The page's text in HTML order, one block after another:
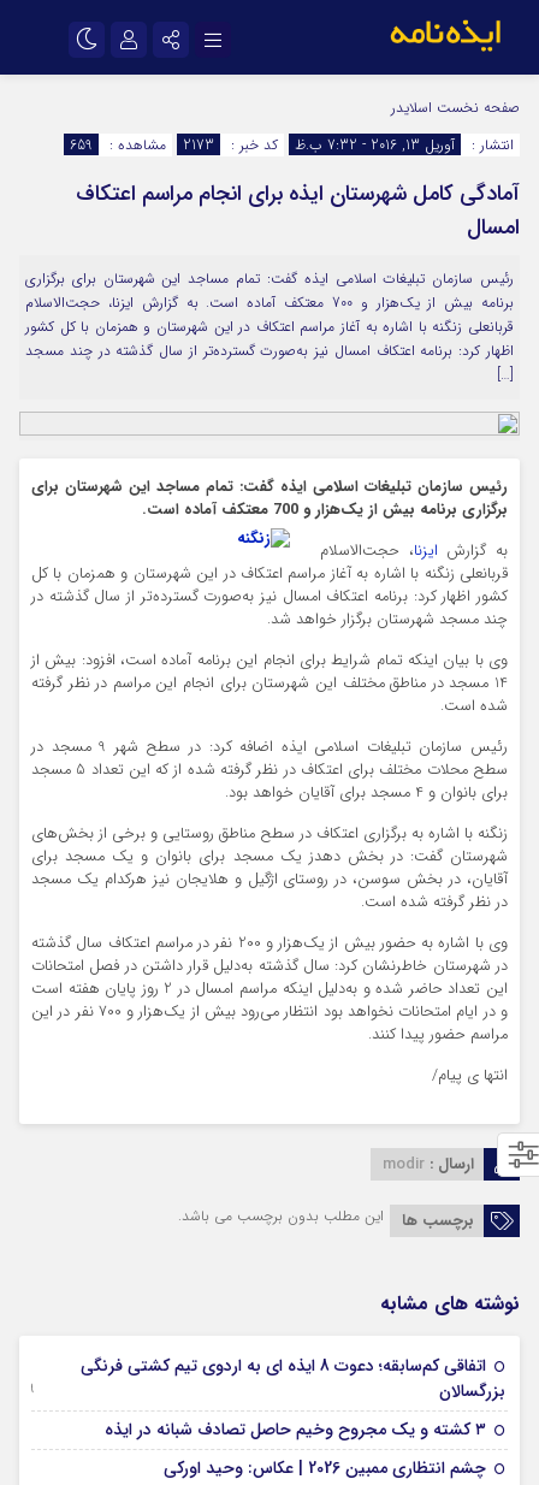
اینستاگرام
سروش
ایتا
آپارات
اپلیکیشن رمز عبور
مرا به خاطر بسپار
صفحه نخست اسلایدر
انتشار :
آوریل 13, 2016 - 7:32 ب.ظ کد خبر : 2173 مشاهده : 659
آمادگی کامل شهرستان ایذه برای انجام مراسم اعتکاف
امسال
رئیس سازمان تبلیغات اسلامی ایذه گفت: تمام مساجد این شهرستان برای برگزاری
برنامه بیش از یک‌هزار و 700 معتکف آماده است. به گزارش ایزنا، حجت‌الاسلام
قربانعلی زنگنه با اشاره به آغاز مراسم اعتکاف در این شهرستان و همزمان با کل کشور
اظهار کرد: برنامه اعتکاف امسال نیز به‌صورت گسترده‌تر از سال گذشته در چند مسجد
[…]
رئیس سازمان تبلیغات اسلامی ایذه گفت: تمام مساجد این شهرستان برای
برگزاری برنامه بیش از یک‌هزار و 700 معتکف آماده است.
به گزارش ایزنا، حجت‌الاسلام
قربانعلی زنگنه با اشاره به آغاز مراسم اعتکاف در این شهرستان و همزمان با کل
کشور اظهار کرد: برنامه اعتکاف امسال نیز به‌صورت گسترده‌تر از سال گذشته در
چند مسجد شهرستان برگزار خواهد شد.
وی با بیان اینکه تمام شرایط برای انجام این برنامه آماده است، افزود: بیش از
14 مسجد در مناطق مختلف این شهرستان برای انجام این مراسم در نظر گرفته
شده است.
رئیس سازمان تبلیغات اسلامی ایذه اضافه کرد: در سطح شهر 9 مسجد در
سطح محلات مختلف برای اعتکاف در نظر گرفته شده از که این تعداد 5 مسجد
برای بانوان و 4 مسجد برای آقایان خواهد بود.
زنگنه با اشاره به برگزاری اعتکاف در سطح مناطق روستایی و برخی از بخش‌های
شهرستان گفت: در بخش دهدز یک مسجد برای بانوان و یک مسجد برای
آقایان، در بخش سوسن، در روستای اژگیل و هلایجان نیز هرکدام یک مسجد
در نظر گرفته شده است.
وی با اشاره به حضور بیش از یک‌هزار و 200 نفر در مراسم اعتکاف سال گذشته
در شهرستان خاطرنشان کرد: سال گذشته به‌دلیل قرار داشتن در فصل امتحانات
این تعداد حاضر شده و به‌دلیل اینکه مراسم امسال در 2 روز پایان هفته است
و در ایام امتحانات نخواهد بود انتظار می‌رود بیش از یک‌هزار و 700 نفر در این
مراسم حضور پیدا کنند.
انتها ی پیام/
ارسال : modir
برچسب ها این مطلب بدون برچسب می باشد.
نوشته های مشابه
اتفاقی کم‌سابقه؛ دعوت 8 ایذه ای به اردوی تیم کشتی فرنگی
بزرگسالان
09 جولای 2026
۳ کشته و یک مجروح وخیم حاصل تصادف شبانه در ایذه
چشم انتظاری ممبین 2026 | عکاس: وحید اورکی